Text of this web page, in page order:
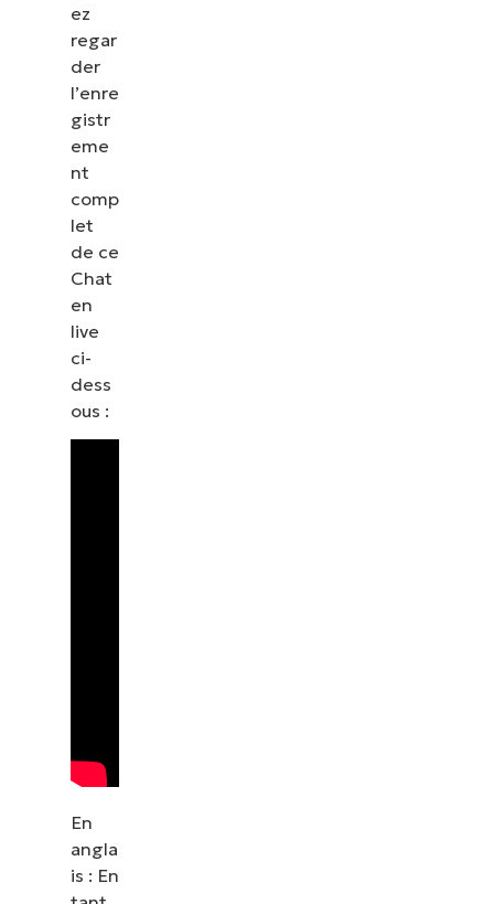
ez
regar
der
l’enre
gistr
eme
nt
comp
let
de ce
Chat
en
live
ci-
dess
ous :
En
angla
is : En